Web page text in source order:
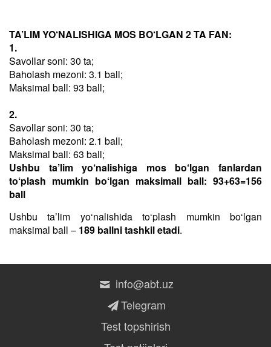
TA’LIM YO‘NALISHIGA MOS BO‘LGAN 2 TA FAN:
1.
Savollar soni: 30 ta;
Baholash mezoni: 3.1 ball;
Maksimal ball: 93 ball;
2.
Savollar soni: 30 ta;
Baholash mezoni: 2.1 ball;
Maksimal ball: 63 ball;
Ushbu ta’lim yo‘nalishiga mos bo‘lgan fanlardan
to‘plash mumkin bo‘lgan maksimall ball: 93+63=156
ball
Ushbu taʼlim yo‘nalishida to‘plash mumkin bo‘lgan
maksimal ball – 189 ballni tashkil etadi.
info@abt.uz
Telegram
Test topshirish